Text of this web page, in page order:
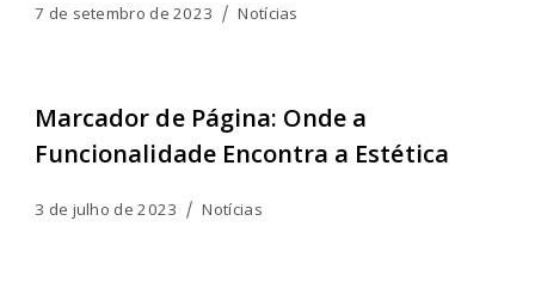
7 de setembro de 2023 Notícias
Marcador de Página: Onde a
Funcionalidade Encontra a Estética
3 de julho de 2023 Notícias